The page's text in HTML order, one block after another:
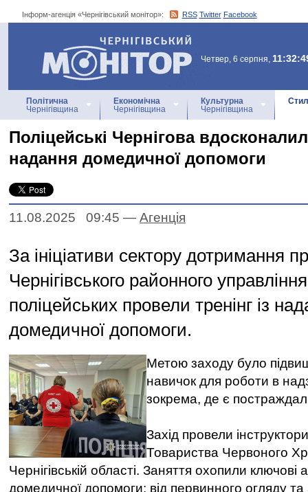
Інформ-агенція «Чернігівський монітор»: RSS Twitter Facebook
Інформ-агенція
«Чернігівський монітор»
Четвер, 6 серпня,
Політична
Чернігівщина
Економічна
Чернігівщина
Культурна
Чернігівщина
Поліцейські Чернігова
надання домедичної допомоги
11.08.2025 09:45 — Агенцiя
За ініціативи сектору дотримання
Чернігівського районного
поліцейських провели тренінг із
домедичної допомоги.
Метою заходу було
навичок для роботи в
зокрема, де є
Захід провели
Товариства Червоного
Чернігівській області. Заняття охопили ключові
домедичної допомоги: від первинного огляду